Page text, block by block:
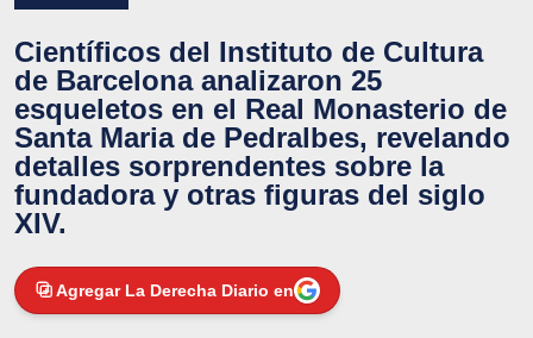
Científicos del Instituto de Cultura
de Barcelona analizaron 25
esqueletos en el Real Monasterio de
Santa Maria de Pedralbes, revelando
detalles sorprendentes sobre la
fundadora y otras figuras del siglo
XIV.
Agregar La Derecha Diario en